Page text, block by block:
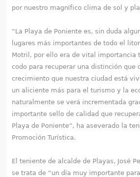
por nuestro magnífico clima de sol y
“La Playa de Poniente es, sin duda
lugares más importantes de todo el
Motril, por ello era de vital importancia
codo para recuperar una distinción que
crecimiento que nuestra ciudad está
un aliciente más para el turismo y la
naturalmente se verá incrementada
importante sello de calidad que
Playa de Poniente”, ha aseverado la
Promoción Turística.
El teniente de alcalde de Playas, José
se trata de “un día muy importante